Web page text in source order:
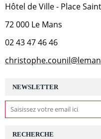
NEWSLETTER
RECHERCHE
Hôtel de Ville - Place
72 000 Le Mans
02 43 47 46 46